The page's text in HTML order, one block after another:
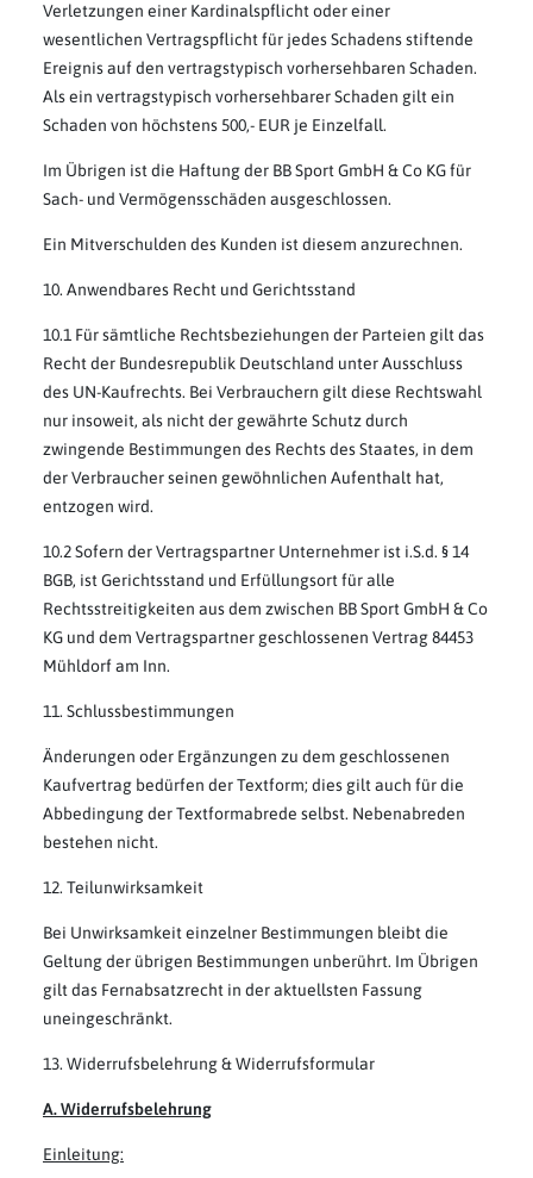
Verletzungen einer Kardinalspflicht oder einer
wesentlichen Vertragspflicht für jedes Schadens stiftende
Ereignis auf den vertragstypisch vorhersehbaren Schaden.
Als ein vertragstypisch vorhersehbarer Schaden gilt ein
Schaden von höchstens 500,- EUR je Einzelfall.
Im Übrigen ist die Haftung der BB Sport GmbH & Co KG für
Sach- und Vermögensschäden ausgeschlossen.
Ein Mitverschulden des Kunden ist diesem anzurechnen.
10. Anwendbares Recht und Gerichtsstand
10.1 Für sämtliche Rechtsbeziehungen der Parteien gilt das
Recht der Bundesrepublik Deutschland unter Ausschluss
des UN-Kaufrechts. Bei Verbrauchern gilt diese Rechtswahl
nur insoweit, als nicht der gewährte Schutz durch
zwingende Bestimmungen des Rechts des Staates, in dem
der Verbraucher seinen gewöhnlichen Aufenthalt hat,
entzogen wird.
10.2 Sofern der Vertragspartner Unternehmer ist i.S.d. § 14
BGB, ist Gerichtsstand und Erfüllungsort für alle
Rechtsstreitigkeiten aus dem zwischen BB Sport GmbH & Co
KG und dem Vertragspartner geschlossenen Vertrag 84453
Mühldorf am Inn.
11. Schlussbestimmungen
Änderungen oder Ergänzungen zu dem geschlossenen
Kaufvertrag bedürfen der Textform; dies gilt auch für die
Abbedingung der Textformabrede selbst. Nebenabreden
bestehen nicht.
12. Teilunwirksamkeit
Bei Unwirksamkeit einzelner Bestimmungen bleibt die
Geltung der übrigen Bestimmungen unberührt. Im Übrigen
gilt das Fernabsatzrecht in der aktuellsten Fassung
uneingeschränkt.
13. Widerrufsbelehrung & Widerrufsformular
A. Widerrufsbelehrung
Einleitung: